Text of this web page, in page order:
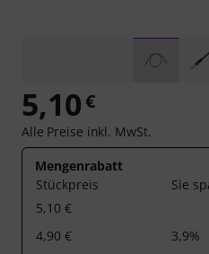
5,10€
Alle Preise inkl. MwSt.
Mengenrabatt
Stückpreis
Sie
5,10 €
4,90 €
3,9%